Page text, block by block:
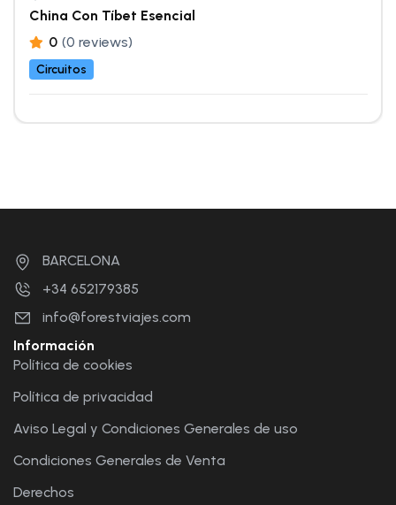
China Con Tíbet Esencial
0 (0 reviews)
Circuitos
BARCELONA
+34 652179385
info@forestviajes.com
Información
Política de cookies
Política de privacidad
Aviso Legal y Condiciones Generales de uso
Condiciones Generales de Venta
Derechos